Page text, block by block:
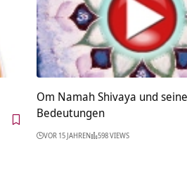
Om Namah Shivaya und seine
Bedeutungen
VOR 15 JAHREN 598 VIEWS